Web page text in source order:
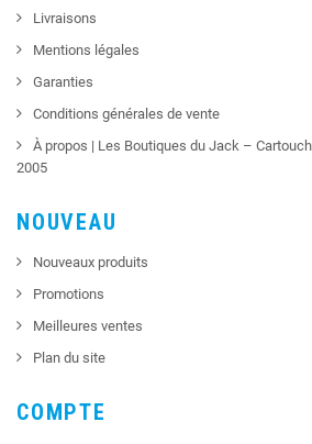
Livraisons
Mentions légales
Garanties
Conditions générales de vente
À propos | Les Boutiques du Jack –
2005
NOUVEAU
Nouveaux produits
Promotions
Meilleures ventes
Plan du site
COMPTE